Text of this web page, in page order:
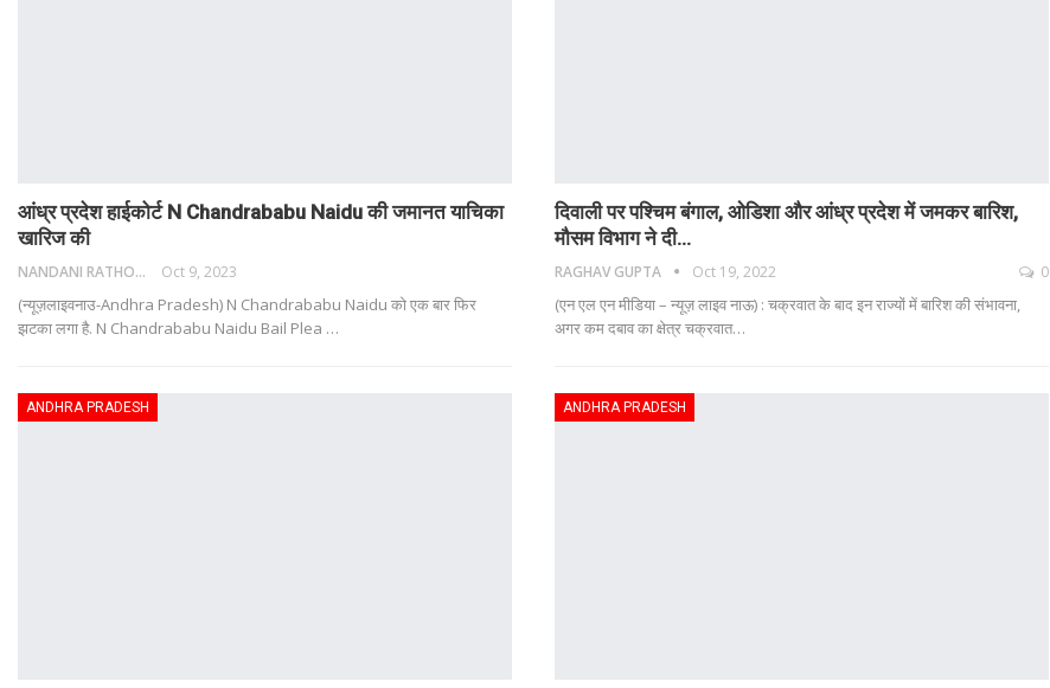
आंध्र प्रदेश हाईकोर्ट N Chandrababu Naidu की जमानत याचिका
खारिज की
NANDANI RATHORE Oct 9, 2023
(न्यूज़लाइवनाउ-Andhra Pradesh) N Chandrababu Naidu को एक बार फिर
झटका लगा है. N Chandrababu Naidu Bail Plea …
दिवाली पर पश्चिम बंगाल, ओडिशा और आंध्र प्रदेश में जमकर बारिश,
मौसम विभाग ने दी…
RAGHAV GUPTA Oct 19, 2022 0
(एन एल एन मीडिया – न्यूज़ लाइव नाऊ) : चक्रवात के बाद इन राज्यों में बारिश की संभावना,
अगर कम दबाव का क्षेत्र चक्रवात…
ANDHRA PRADESH ANDHRA PRADESH